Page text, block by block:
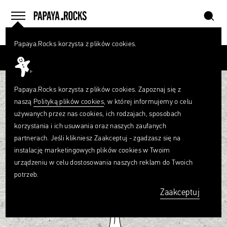
menu
home szukaj
Papaya.Rocks korzysta z plików cookies.
Papaya.Rocks korzysta z plików cookies. Zapoznaj się z
naszą Polityką plików cookies, w której informujemy o celu
używanych przez nas cookies, ich rodzajach, sposobach
korzystania i ich usuwania oraz naszych zaufanych
partnerach. Jeśli klikniesz Zaakceptuj - zgadzasz się na
instalację marketingowych plików cookies w Twoim
urządzeniu w celu dostosowania naszych reklam do Twoich
potrzeb.
Zaakceptuj
Czego
szukasz?